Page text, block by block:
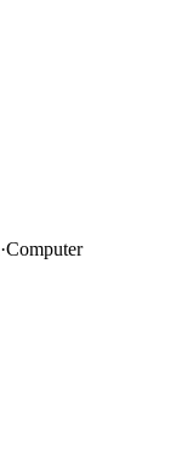
·Computer